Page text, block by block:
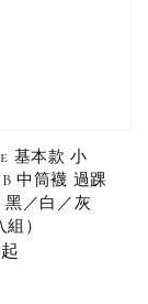
基本款 小
中筒襪 過踝
黑／白／灰
）
起